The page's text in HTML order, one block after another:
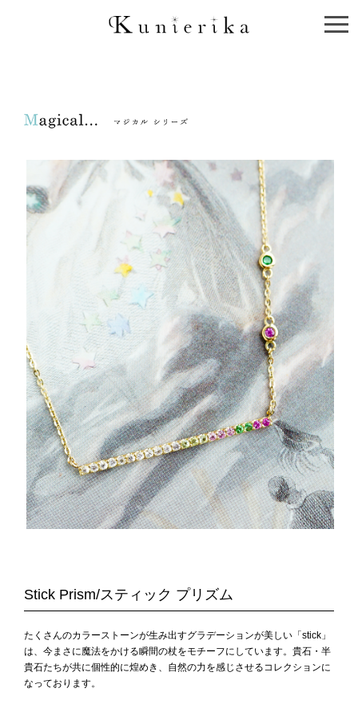
Stick Prism/スティック プリズム
たくさんのカラーストーンが生み出すグラデーションが美しい「stick」
は、今まさに魔法をかける瞬間の杖をモチーフにしています。貴石・半
貴石たちが共に個性的に煌めき、自然の力を感じさせるコレクションに
なっております。